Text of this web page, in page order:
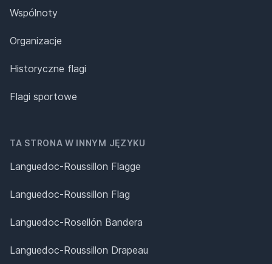
Wspólnoty
Organizacje
Historyczne flagi
Flagi sportowe
TA STRONA W INNYM JĘZYKU
Languedoc-Roussillon Flagge
Languedoc-Roussillon Flag
Languedoc-Rosellón Bandera
Languedoc-Roussillon Drapeau